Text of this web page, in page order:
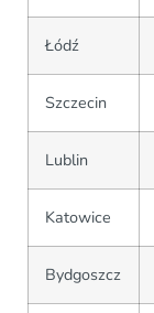
Łódź
Szczecin
Lublin
Katowice
Bydgoszcz